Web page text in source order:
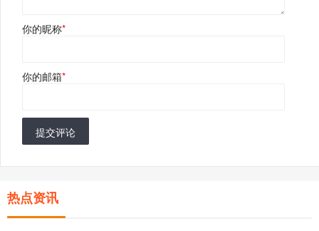
你的昵称*
你的邮箱*
提交评论
热点资讯